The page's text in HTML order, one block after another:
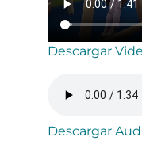
Descargar
Descargar